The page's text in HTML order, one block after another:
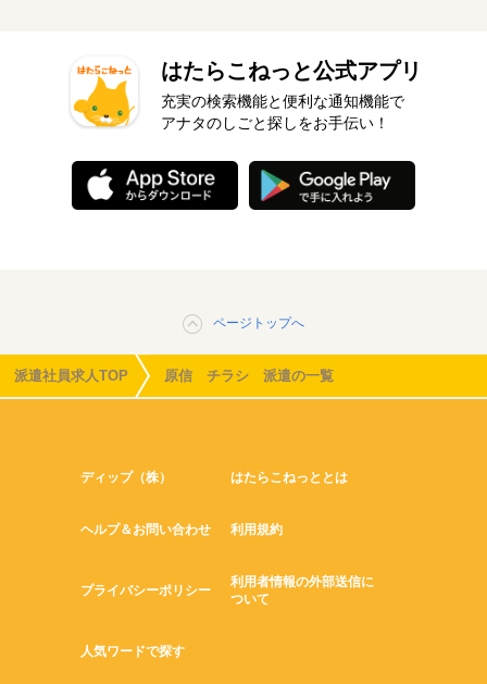
はたらこねっと公式アプリ
充実の検索機能と便利な通知機能で
アナタのしごと探しをお手伝い！
ページトップへ
派遣社員求人TOP 原信 チラシ 派遣の一覧
ディップ（株） はたらこねっととは
ヘルプ＆お問い合わせ 利用規約
プライバシーポリシー
利用者情報の外部送信に
ついて
人気ワードで探す